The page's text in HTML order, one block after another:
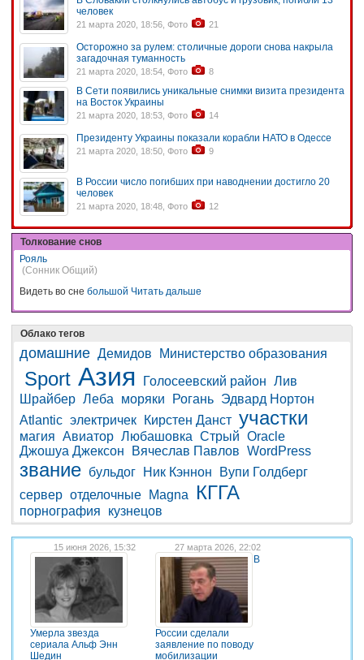
человек
21 марта 2020, 18:56, Фото 21
Осторожно за рулем: столичные дороги снова накрыла
загадочная туманность
21 марта 2020, 18:54, Фото 8
В Сети появились уникальные снимки визита президента
на Восток Украины
21 марта 2020, 18:53, Фото 14
Президенту Украины показали корабли НАТО в Одессе
21 марта 2020, 18:50, Фото 9
В России число погибших при наводнении достигло 20
человек
21 марта 2020, 18:48, Фото 12
Толкование снов
Рояль
(Сонник Общий)
Видеть во сне большой Читать дальше
Облако тегов
домашние Демидов Министерство образования
Sport Азия Голосеевский район Лив
Шрайбер Леба моряки Рогань Эдвард Нортон
Atlantic электричек Кирстен Данст участки
магия Авиатор Любашовка Стрый Oracle
Джошуа Джексон
Вячеслав Павлов WordPress
звание бульдог Ник Кэннон
Вупи Голдберг
сервер отделочные Magna КГГА
порнография кузнецов
15 июня 2026, 15:32
Умерла звезда
сериала Альф Энн
Шедин
27 марта 2026, 22:02
В
России сделали
заявление по поводу
мобилизации